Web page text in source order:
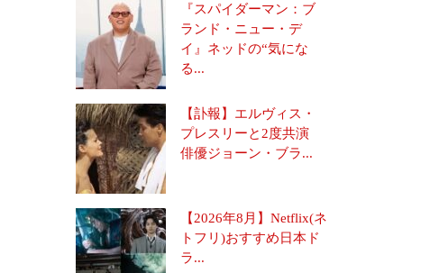
『スパイダーマン：ブ
ランド・ニュー・デ
イ』ネッドの“気にな
る...
【訃報】エルヴィス・
プレスリーと2度共演
俳優ジョーン・ブラ...
【2026年8月】Netflix(ネ
トフリ)おすすめ日本ド
ラ...